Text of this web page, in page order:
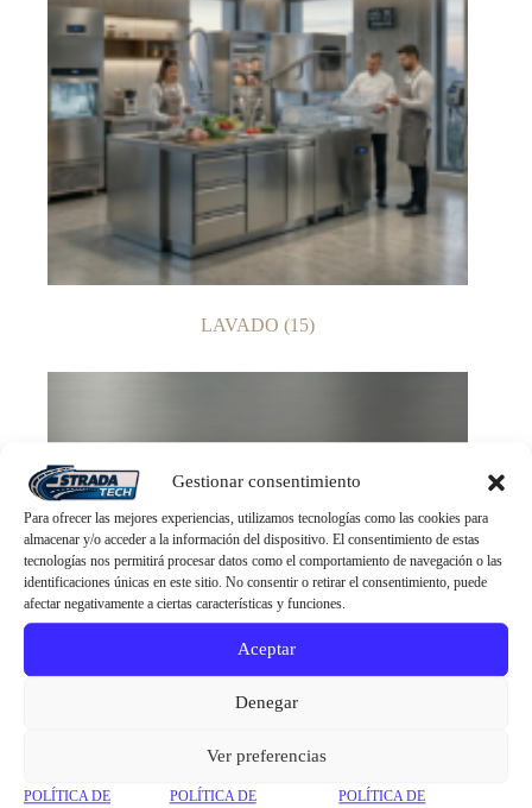
Gestionar consentimiento
Para ofrecer las mejores experiencias, utilizamos tecnologías como las cookies para
almacenar y/o acceder a la información del dispositivo. El consentimiento de estas
tecnologías nos permitirá procesar datos como el comportamiento de navegación o las
identificaciones únicas en este sitio. No consentir o retirar el consentimiento, puede
afectar negativamente a ciertas características y funciones.
Aceptar
Denegar
Ver preferencias
POLÍTICA DE
POLÍTICA DE
POLÍTICA DE
LAVADO(15)